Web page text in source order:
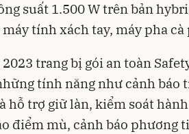
suất 1.500 W trên bản
tính xách tay, máy pha cà
trang bị gói an toàn
tính năng như cảnh báo
hỗ trợ giữ làn, kiểm soát
điểm mù, cảnh báo phương